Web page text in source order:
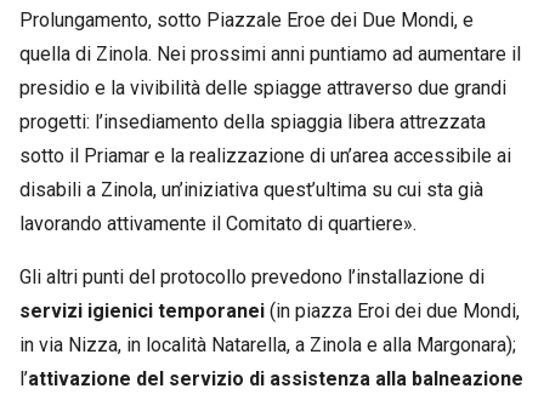
Prolungamento, sotto Piazzale Eroe dei Due Mondi, e
quella di Zinola. Nei prossimi anni puntiamo ad aumentare il
presidio e la vivibilità delle spiagge attraverso due grandi
progetti: l’insediamento della spiaggia libera attrezzata
sotto il Priamar e la realizzazione di un’area accessibile ai
disabili a Zinola, un’iniziativa quest’ultima su cui sta già
lavorando attivamente il Comitato di quartiere».
Gli altri punti del protocollo prevedono l’installazione di
servizi igienici temporanei (in piazza Eroi dei due Mondi,
in via Nizza, in località Natarella, a Zinola e alla Margonara);
l’attivazione del servizio di assistenza alla balneazione